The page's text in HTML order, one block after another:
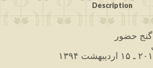
Description